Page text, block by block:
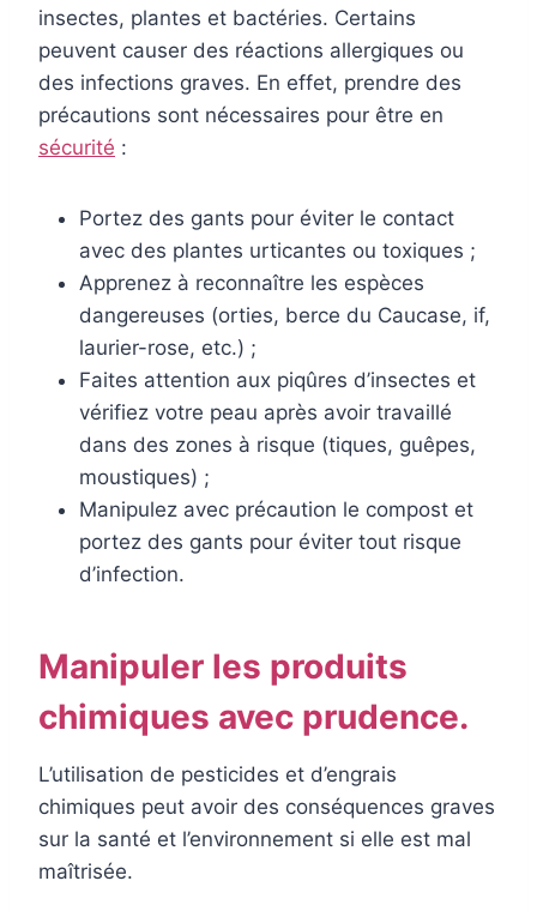
insectes, plantes et bactéries. Certains
peuvent causer des réactions allergiques ou
des infections graves. En effet, prendre des
précautions sont nécessaires pour être en
sécurité :
Portez des gants pour éviter le contact
avec des plantes urticantes ou toxiques ;
Apprenez à reconnaître les espèces
dangereuses (orties, berce du Caucase, if,
laurier-rose, etc.) ;
Faites attention aux piqûres d’insectes et
vérifiez votre peau après avoir travaillé
dans des zones à risque (tiques, guêpes,
moustiques) ;
Manipulez avec précaution le compost et
portez des gants pour éviter tout risque
d’infection.
Manipuler les produits
chimiques avec prudence.
L’utilisation de pesticides et d’engrais
chimiques peut avoir des conséquences graves
sur la santé et l’environnement si elle est mal
maîtrisée.